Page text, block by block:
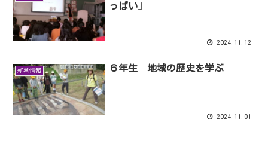
っぱい」
2024.11.12
新着情報 ６年生 地域の歴史を学ぶ
2024.11.01